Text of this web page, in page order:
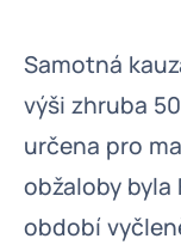
Samotná
výši zhruba
určena pro
obžaloby byla
období